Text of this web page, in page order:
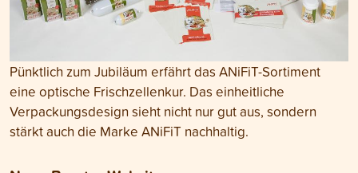
Pünktlich zum Jubiläum erfährt das ANiFiT-Sortiment
eine optische Frischzellenkur. Das einheitliche
Verpackungsdesign sieht nicht nur gut aus, sondern
stärkt auch die Marke ANiFiT nachhaltig.